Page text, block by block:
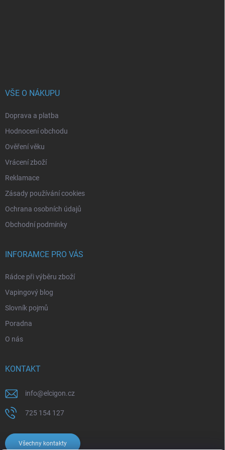
VŠE O NÁKUPU
Doprava a platba
Hodnocení obchodu
Ověření věku
Vrácení zboží
Reklamace
Zásady používání cookies
Ochrana osobních údajů
Obchodní podmínky
INFORAMCE PRO VÁS
Rádce při výběru zboží
Vapingový blog
Slovník pojmů
Poradna
O nás
KONTAKT
info@elcigon.cz
725 154 127
Všechny kontakty